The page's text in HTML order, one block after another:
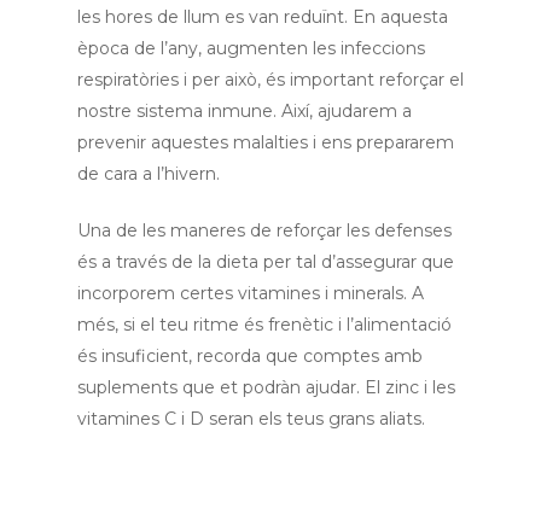
les hores de llum es van reduïnt. En aquesta
època de l’any, augmenten les infeccions
respiratòries i per això, és important reforçar el
nostre sistema inmune. Així, ajudarem a
prevenir aquestes malalties i ens prepararem
de cara a l’hivern.
Una de les maneres de reforçar les defenses
és a través de la dieta per tal d’assegurar que
incorporem certes vitamines i minerals. A
més, si el teu ritme és frenètic i l’alimentació
és insuficient, recorda que comptes amb
suplements que et podràn ajudar. El zinc i les
vitamines C i D seran els teus grans aliats.